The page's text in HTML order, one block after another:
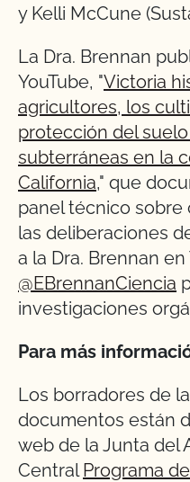
y Kelli McCune
La Dra. Brennan
YouTube, "Victoria
agricultores, los
protección del suelo
subterráneas en la
California," que
panel técnico
las deliberaciones
a la Dra. Brennan
@EBrennanCiencia
investigaciones
Para más
Los borradores de
documentos están
web de la Junta del
CentralPrograma